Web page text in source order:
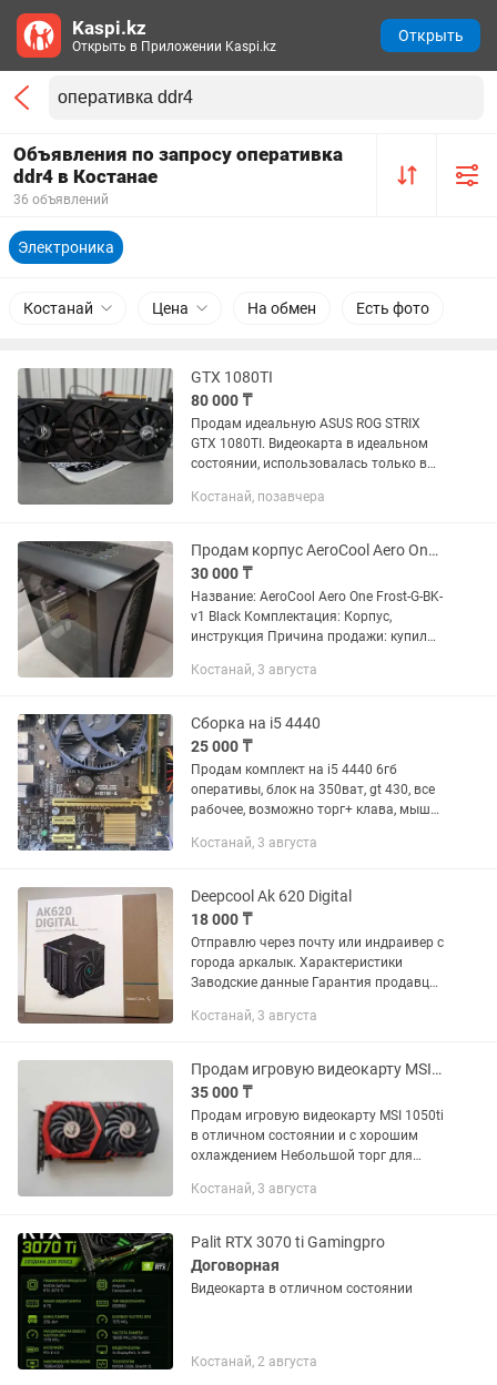
Объявления по запросу оперативка
ddr4 в Костанае
36 объявлений
Электроника
Костанай Цена На обмен Есть фото
GTX 1080TI
80 000 ₸
Продам идеальную ASUS ROG STRIX
GTX 1080TI. Видеокарта в идеальном
состоянии, использовалась только в
не майненная не ужаренная.
Костанай, позавчера
Продам корпус AeroCool Aero One Frost-G-BK-v1 Black
30 000 ₸
Название: AeroCool Aero One Frost-G-BK-
v1 Black Комплектация: Корпус,
инструкция Причина продажи: купил
видеокарта. Полное описание корпуса
Костанай, 3 августа
Сборка на i5 4440
25 000 ₸
Продам комплект на i5 4440 6гб
оперативы, блок на 350ват, gt 430, все
рабочее, возможно торг+ клава, мышь,
Костанай, 3 августа
Deepcool Ak 620 Digital
18 000 ₸
Отправлю через почту или индраивер с
города аркалык. Характеристики
Заводские данные Гарантия продавца
Общие параметры Тип кулер для
Костанай, 3 августа
Продам игровую видеокарту MSI 1050ti
35 000 ₸
Продам игровую видеокарту MSI 1050ti
в отличном состоянии и с хорошим
охлаждением Небольшой торг для
Костанай, 3 августа
Palit RTX 3070 ti Gamingpro
Договорная
Видеокарта в отличном состоянии
Костанай, 2 августа
Kaspi.kz
Открыть в Приложении Kaspi.kz
Открыть